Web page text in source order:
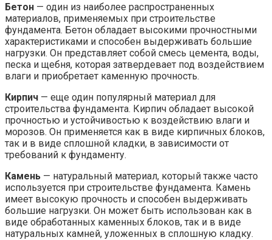
Бетон — один из наиболее распространенных
материалов, применяемых при строительстве
фундамента. Бетон обладает высокими прочностными
характеристиками и способен выдерживать большие
нагрузки. Он представляет собой смесь цемента, воды,
песка и щебня, которая затвердевает под воздействием
влаги и приобретает каменную прочность.
Кирпич — еще один популярный материал для
строительства фундамента. Кирпич обладает высокой
прочностью и устойчивостью к воздействию влаги и
морозов. Он применяется как в виде кирпичных блоков,
так и в виде сплошной кладки, в зависимости от
требований к фундаменту.
Камень — натуральный материал, который также часто
используется при строительстве фундамента. Камень
имеет высокую прочность и способен выдерживать
большие нагрузки. Он может быть использован как в
виде обработанных каменных блоков, так и в виде
натуральных камней, уложенных в сплошную кладку.